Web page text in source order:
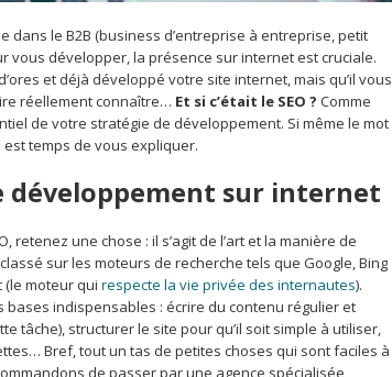
dans le B2B (business d’entreprise à entreprise, petit
vous développer, la présence sur internet est cruciale.
et déjà développé votre site internet, mais qu’il vous
réellement connaître… Et si c’était le SEO ? Comme
de votre stratégie de développement. Si même le mot
temps de vous expliquer.
développement sur internet
retenez une chose : il s’agit de l’art et la manière de
sur les moteurs de recherche tels que Google, Bing
(le moteur qui respecte la vie privée des internautes).
indispensables : écrire du contenu régulier et
tâche), structurer le site pour qu’il soit simple à utiliser,
Bref, tout un tas de petites choses qui sont faciles à
de passer par une agence spécialisée